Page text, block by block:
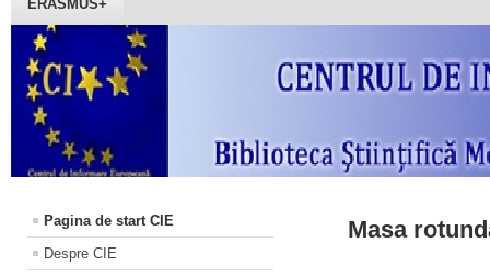
ERASMUS+
Pagina de start CIE
Despre CIE
Masa